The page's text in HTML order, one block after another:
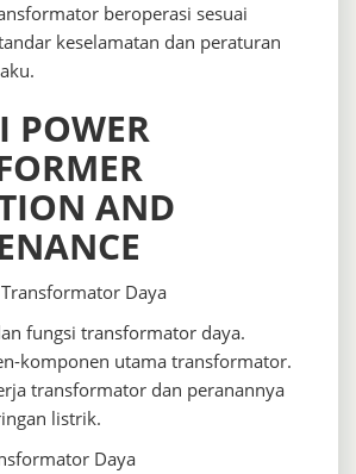
beroperasi sesuai
keselamatan dan peraturan
POWER
AND
Daya
fungsi transformator daya.
komponen utama transformator.
transformator dan peranannya
listrik.
Daya